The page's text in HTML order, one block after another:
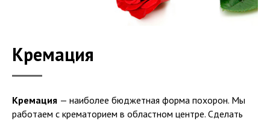
Кремация
Кремация — наиболее бюджетная форма похорон. Мы
работаем с крематорием в областном центре. Сделать